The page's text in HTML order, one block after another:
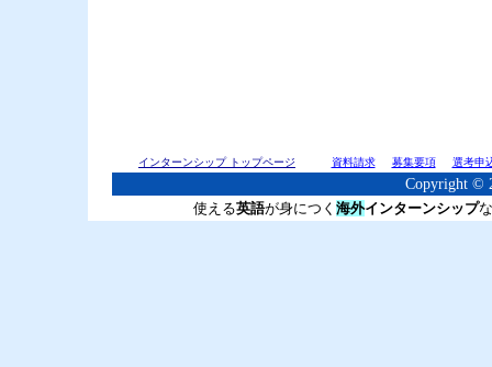
インターンシップ トップページ 資料請求 募集要項 選考申
Copyright ©
使える英語が身につく 海外インターンシップ